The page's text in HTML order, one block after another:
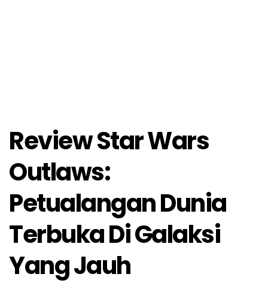
Review Star Wars
Outlaws:
Petualangan Dunia
Terbuka Di Galaksi
Yang Jauh